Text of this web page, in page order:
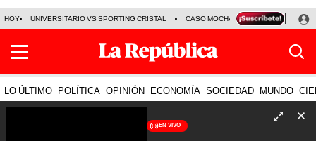
HOY UNIVERSITARIO VS SPORTING CRISTAL CASO MOCHASUELDOS
LO ÚLTIMO POLÍTICA OPINIÓN ECONOMÍA SOCIEDAD MUNDO
EN VIVO